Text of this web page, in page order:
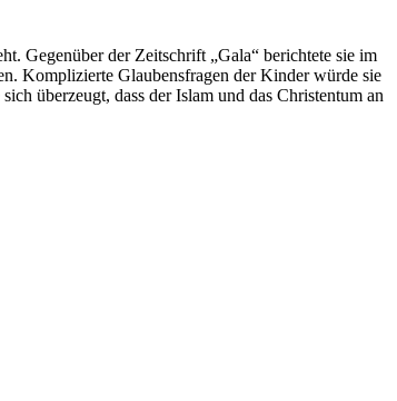
Gegenüber der Zeitschrift „Gala“ berichtete sie im
Komplizierte Glaubensfragen der Kinder würde sie
überzeugt, dass der Islam und das Christentum an